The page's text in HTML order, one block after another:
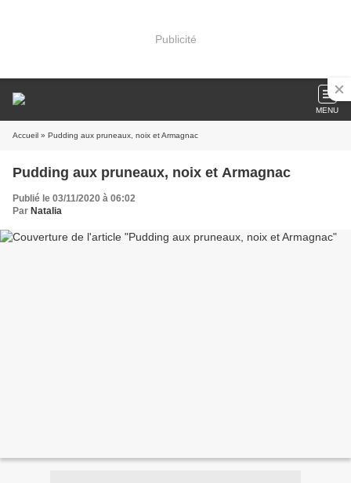
Publicité
MENU
Accueil » Pudding aux pruneaux, noix et Armagnac
Pudding aux pruneaux, noix et Armagnac
Publié le 03/11/2020 à 06:02
Par Natalia